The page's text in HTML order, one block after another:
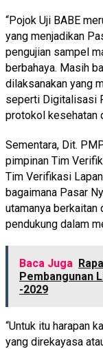
“Pojok Uji BABE
yang menjadikan
pengujian sampel
berbahaya. Masih
dilaksanakan yang
seperti Digitalisasi
protokol kesehatan
Sementara, Dit.
pimpinan Tim
Tim Verifikasi
bagaimana Pasar
utamanya
pendukung dalam
Baca Juga
Pembangunan
-2029
“Untuk itu harapan
yang direkayasa